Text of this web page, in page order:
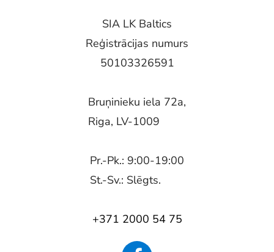
SIA LK Baltics
Reģistrācijas numurs
50103326591
Bruņinieku iela 72a,
Riga, LV-1009
Pr.-Pk.: 9:00-19:00
St.-Sv.: Slēgts.
+371 2000 54 75